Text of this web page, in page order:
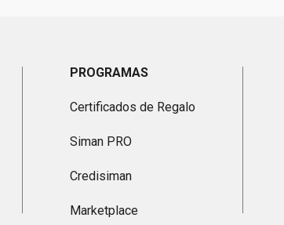
PROGRAMAS
Certificados de Regalo
Siman PRO
Credisiman
Marketplace